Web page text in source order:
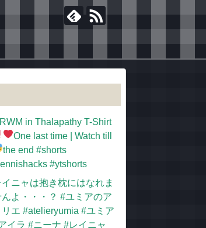
in Thalapathy T-Shirt
One last time | Watch till
the end#shorts
#ytshorts
イニャは抱き枕にはなれま
んよ・・・？ #ユミアのア
リエ #atelieryumia #ユミア
イラ #ニーナ #レイニャ